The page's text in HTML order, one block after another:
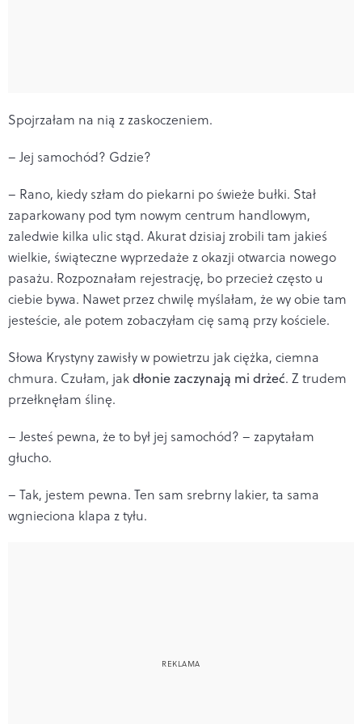
Spojrzałam na nią z zaskoczeniem.
– Jej samochód? Gdzie?
– Rano, kiedy szłam do piekarni po świeże bułki. Stał
zaparkowany pod tym nowym centrum handlowym,
zaledwie kilka ulic stąd. Akurat dzisiaj zrobili tam jakieś
wielkie, świąteczne wyprzedaże z okazji otwarcia nowego
pasażu. Rozpoznałam rejestrację, bo przecież często u
ciebie bywa. Nawet przez chwilę myślałam, że wy obie tam
jesteście, ale potem zobaczyłam cię samą przy kościele.
Słowa Krystyny zawisły w powietrzu jak ciężka, ciemna
chmura. Czułam, jakdłonie zaczynają mi drżeć. Z trudem
przełknęłam ślinę.
– Jesteś pewna, że to był jej samochód? – zapytałam
głucho.
– Tak, jestem pewna. Ten sam srebrny lakier, ta sama
wgnieciona klapa z tyłu.